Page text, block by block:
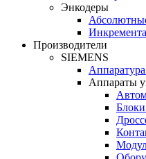
Энкодеры
Производители
SIEMENS
Аппараты